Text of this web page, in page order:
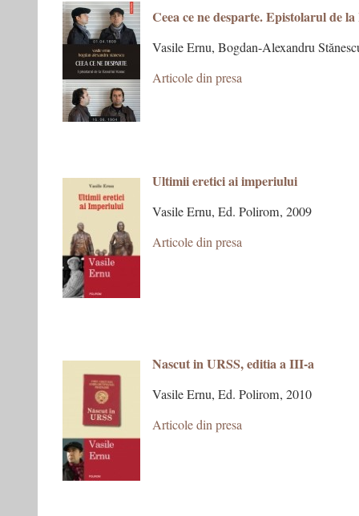
Ceea ce ne desparte. Epistolarul de
Vasile Ernu, Bogdan-Alexandru
Articole din presa
Ultimii eretici ai imperiului
Vasile Ernu, Ed. Polirom, 2009
Articole din presa
Nascut in URSS, editia a III-a
Vasile Ernu, Ed. Polirom, 2010
Articole din presa